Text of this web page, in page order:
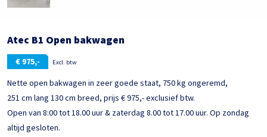
Atec B1 Open bakwagen
€ 975,- Excl. btw
Nette open bakwagen in zeer goede staat, 750 kg ongeremd,
251 cm lang 130 cm breed, prijs € 975,- exclusief btw.
Open van 8:00 tot 18.00 uur & zaterdag 8.00 tot 17.00 uur. Op zondag
altijd gesloten.